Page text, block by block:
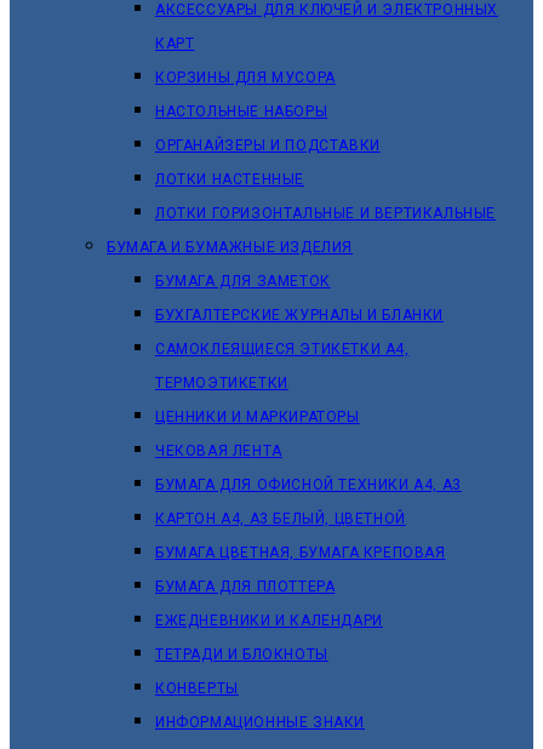
АКСЕССУАРЫ ДЛЯ КЛЮЧЕЙ И ЭЛЕКТРОННЫХ
КАРТ
КОРЗИНЫ ДЛЯ МУСОРА
НАСТОЛЬНЫЕ НАБОРЫ
ОРГАНАЙЗЕРЫ И ПОДСТАВКИ
ЛОТКИ НАСТЕННЫЕ
ЛОТКИ ГОРИЗОНТАЛЬНЫЕ И ВЕРТИКАЛЬНЫЕ
БУМАГА И БУМАЖНЫЕ ИЗДЕЛИЯ
БУМАГА ДЛЯ ЗАМЕТОК
БУХГАЛТЕРСКИЕ ЖУРНАЛЫ И БЛАНКИ
САМОКЛЕЯЩИЕСЯ ЭТИКЕТКИ А4,
ТЕРМОЭТИКЕТКИ
ЦЕННИКИ И МАРКИРАТОРЫ
ЧЕКОВАЯ ЛЕНТА
БУМАГА ДЛЯ ОФИСНОЙ ТЕХНИКИ А4, А3
КАРТОН А4, А3 БЕЛЫЙ, ЦВЕТНОЙ
БУМАГА ЦВЕТНАЯ, БУМАГА КРЕПОВАЯ
БУМАГА ДЛЯ ПЛОТТЕРА
ЕЖЕДНЕВНИКИ И КАЛЕНДАРИ
ТЕТРАДИ И БЛОКНОТЫ
КОНВЕРТЫ
ИНФОРМАЦИОННЫЕ ЗНАКИ